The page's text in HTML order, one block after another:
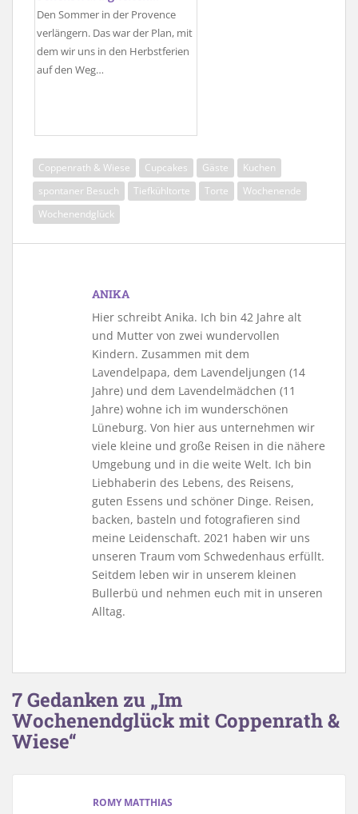
Den Sommer in der Provence
verlängern. Das war der Plan, mit
dem wir uns in den Herbstferien
auf den Weg…
Coppenrath & Wiese Cupcakes Gäste
Kuchen
spontaner Besuch
Tiefkühltorte Torte
Wochenende
Wochenendglück
ANIKA
Hier schreibt Anika. Ich bin 42 Jahre alt
und Mutter von zwei wundervollen
Kindern. Zusammen mit dem
Lavendelpapa, dem Lavendeljungen (14
Jahre) und dem Lavendelmädchen (11
Jahre) wohne ich im wunderschönen
Lüneburg. Von hier aus unternehmen wir
viele kleine und große Reisen in die nähere
Umgebung und in die weite Welt. Ich bin
Liebhaberin des Lebens, des Reisens,
guten Essens und schöner Dinge. Reisen,
backen, basteln und fotografieren sind
meine Leidenschaft. 2021 haben wir uns
unseren Traum vom Schwedenhaus erfüllt.
Seitdem leben wir in unserem kleinen
Bullerbü und nehmen euch mit in unseren
Alltag.
7 Gedanken zu „Im
Wochenendglück mit Coppenrath &
Wiese“
ROMY MATTHIAS